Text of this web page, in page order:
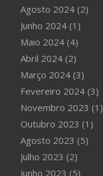
Agosto 2024(2)
Junho 2024(1)
Maio 2024(4)
Abril 2024(2)
Março 2024(3)
Fevereiro 2024(3)
Novembro 2023 (1)
Outubro 2023 (1)
Agosto 2023 (5)
Julho 2023 (2)
Junho 2023 (5)